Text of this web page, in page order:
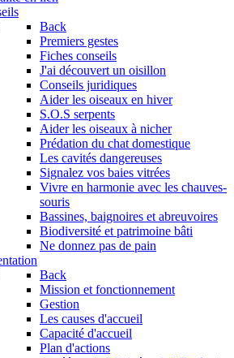
Back
Premiers gestes
Fiches conseils
J'ai découvert un oisillon
Conseils juridiques
Aider les oiseaux en hiver
S.O.S serpents
Aider les oiseaux à nicher
Prédation du chat domestique
Les cavités dangereuses
Signalez vos baies vitrées
Vivre en harmonie avec les chauves-
souris
Bassines, baignoires et abreuvoires
Biodiversité et patrimoine bâti
Ne donnez pas de pain
Back
Mission et fonctionnement
Gestion
Les causes d'accueil
Capacité d'accueil
Plan d'actions